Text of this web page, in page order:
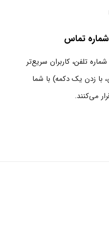
تماس
شماره تلفن، کاربران سریع‌تر
با زدن یک دکمه) با شما
می‌کنند.